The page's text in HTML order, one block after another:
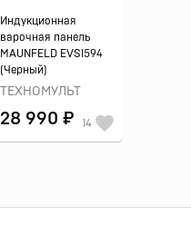
Индукционная
варочная панель
MAUNFELD EVSI594
(Черный)
ТЕХНОМУЛЬТ
28 990 ₽ 14